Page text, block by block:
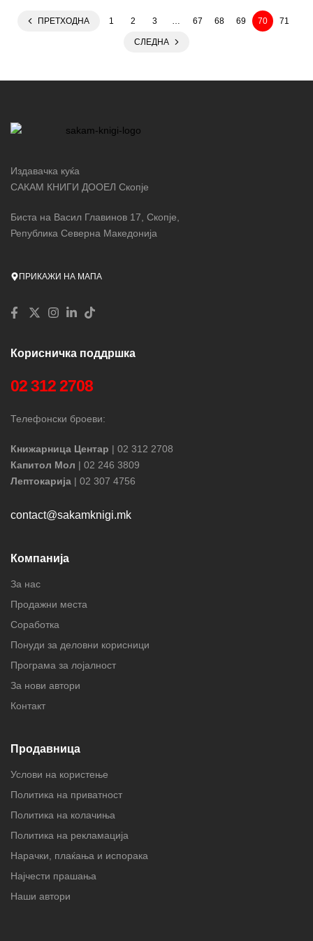
малите одлуки кои целосно и неповратно ни ги менуваат
ПРЕТХОДНА 1 2 3 … 67 68 69 70 71
СЛЕДНА
Издавачка куќа
САКАМ КНИГИ ДООЕЛ Скопје
Биста на Васил Главинов 17, Скопје,
Република Северна Македонија
ПРИКАЖИ НА МАПА
Корисничка поддршка
02 312 2708
Телефонски броеви:
Книжарница Центар | 02 312 2708
Капитол Мол | 02 246 3809
Лептокарија | 02 307 4756
contact@sakamknigi.mk
Компанија
За нас
Продажни места
Соработка
Понуди за деловни корисници
Програма за лојалност
За нови автори
Контакт
Продавница
Услови на користење
Политика на приватност
Политика на колачиња
Политика на рекламација
Нарачки, плаќања и испорака
Најчести прашања
Наши автори